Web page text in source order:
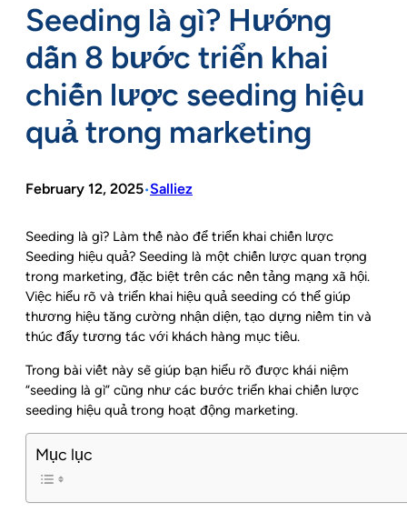
Seeding là gì? Hướng
dẫn 8 bước triển khai
chiến lược seeding hiệu
quả trong marketing
February 12, 2025•Salliez
Seeding là gì? Làm thế nào để triển khai chiến lược
Seeding hiệu quả? Seeding là một chiến lược quan trọng
trong marketing, đặc biệt trên các nền tảng mạng xã hội.
Việc hiểu rõ và triển khai hiệu quả seeding có thể giúp
thương hiệu tăng cường nhận diện, tạo dựng niềm tin và
thúc đẩy tương tác với khách hàng mục tiêu.
Trong bài viết này sẽ giúp bạn hiểu rõ được khái niệm
“seeding là gì” cũng như các bước triển khai chiến lược
seeding hiệu quả trong hoạt động marketing.
Mục lục